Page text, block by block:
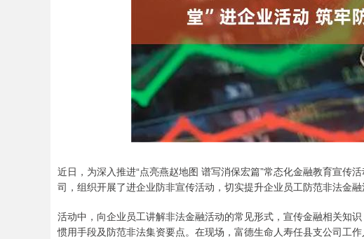
近日，为深入推进“点亮燕赵地图 谱写消保宏篇”常态化金融教育宣传
司，组织开展了进企业防非宣传活动，切实提升企业员工防范非法金融
活动中，向企业员工讲解非法金融活动的常见形式，宣传金融相关知
惯用手段及防范非法集资要点。在现场，富德生命人寿任县支公司工